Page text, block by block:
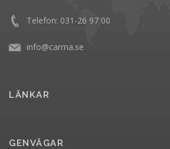
Telefon: 031-26 97 00
info@carma.se
LÄNKAR
GENVÄGAR